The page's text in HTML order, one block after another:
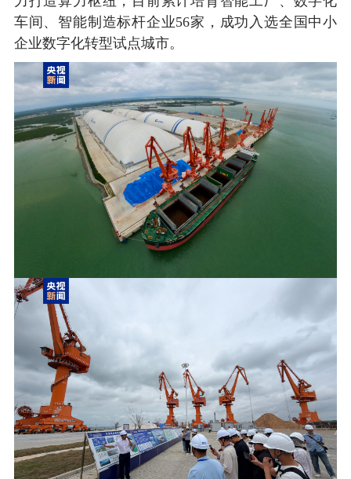
车间、智能制造标杆企业56家，成功入选全国中小
企业数字化转型试点城市。